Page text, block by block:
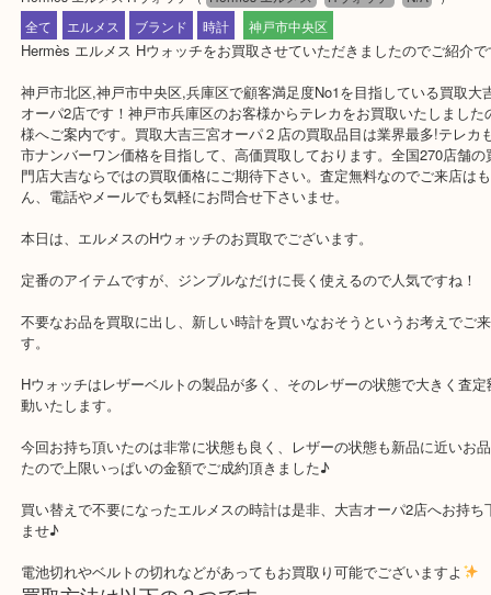
公開日:2019/05/09 最終更新日:2025/07/15
Hermès エルメス Hウォッチ（ Hermès エルメス Hウォッチ N/A ）
全て
エルメス ブランド 時計 神戸市中央区
Hermès エルメス Hウォッチをお買取させていただきましたのでご
オーパ2店です！神戸市兵庫区のお客様からテレカをお買取いたし
市ナンバーワン価格を目指して、高価買取しております。全国270
ん、電話やメールでも気軽にお問合せ下さいませ。
本日は、エルメスのHウォッチのお買取でございます。
定番のアイテムですが、ジンプルなだけに長く使えるので人気です
不要なお品を買取に出し、新しい時計を買いなおそうというお考え
Hウォッチはレザーベルトの製品が多く、そのレザーの状態で大き